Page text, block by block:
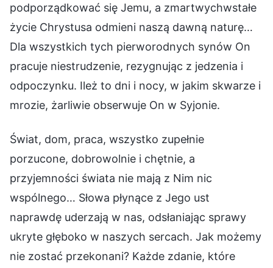
podporządkować się Jemu, a zmartwychwstałe
życie Chrystusa odmieni naszą dawną naturę…
Dla wszystkich tych pierworodnych synów On
pracuje niestrudzenie, rezygnując z jedzenia i
odpoczynku. Ileż to dni i nocy, w jakim skwarze i
mrozie, żarliwie obserwuje On w Syjonie.
Świat, dom, praca, wszystko zupełnie
porzucone, dobrowolnie i chętnie, a
przyjemności świata nie mają z Nim nic
wspólnego… Słowa płynące z Jego ust
naprawdę uderzają w nas, odsłaniając sprawy
ukryte głęboko w naszych sercach. Jak możemy
nie zostać przekonani? Każde zdanie, które